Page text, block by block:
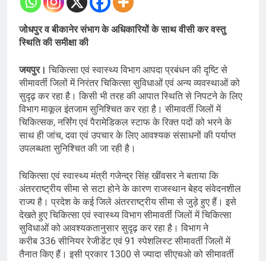
जोधपुर व बीकानेर संभाग के अधिकारियों के साथ वीसी कर वस्तु
स्थिति की समीक्षा की
जयपुर।चिकित्सा एवं स्वास्थ्य विभाग आपदा प्रबंधन की दृष्टि से
सीमावर्ती जिलों में निरंतर चिकित्सा सुविधाओं एवं अन्य व्यवस्थाओं को
सुदृढ़ कर रहा है। किसी भी तरह की आपात स्थिति से निपटने के ​लिए
विभाग माकूल इंतजाम सुनिश्चित कर रहा है। सीमावर्ती जिलों में
चिकित्सक, नर्सिंग एवं पैरामेडिकल स्टाफ के रिक्त पदों को भरने के
साथ ही जांच, दवा एवं उपचार के लिए आवश्यक संसाधनों की पर्याप्त
उपलब्धता सुनिश्चित की जा रही है।
चिकित्सा एवं स्वास्थ्य मंत्री गजेन्द्र सिंह खींवसर ने बताया कि
अंतरराष्ट्रीय सीमा से सटा होने के कारण राजस्थान बेहद संवेदनशील
राज्य है। प्रदेश के कई जिले अंतरराष्ट्रीय सीमा से जुड़े हुए हैं। इसे
देखते हुए चिकित्सा एवं स्वास्थ्य विभाग सीमावर्ती जिलों में चिकित्सा
सुविधाओं को आवश्यकतानुसार सुदृढ़ कर रहा है। विभाग ने
करीब 336 सीनियर रेजीडेंट एवं 91 स्पेशलिस्ट सीमावर्ती जिलों में
तैनात किए हैं। इसी प्रकार 1300 से ज्यादा सीएचओ को सीमावर्ती